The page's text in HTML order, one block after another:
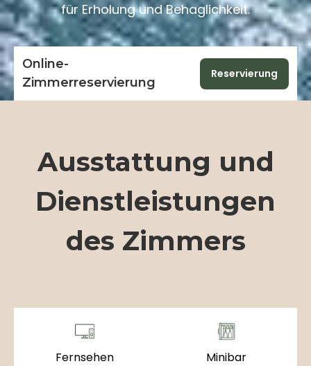
für Erholung und Behaglichkeit.
Online-
Zimmerreservierung
Reservierung
Ausstattung und
Dienstleistungen
des Zimmers
Fernsehen Minibar